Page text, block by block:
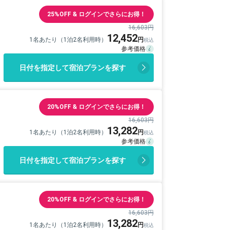
25%OFF & ログインでさらにお得！
16,603円
1名あたり（1泊2名利用時） 12,452
日付を指定して宿泊プランを探す
20%OFF & ログインでさらにお得！
16,603円
1名あたり（1泊2名利用時） 13,282
日付を指定して宿泊プランを探す
20%OFF & ログインでさらにお得！
16,603円
1名あたり（1泊2名利用時） 13,282